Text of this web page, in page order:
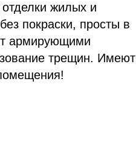
жилых и
покраски, просты в
армирующими
трещин. Имеют